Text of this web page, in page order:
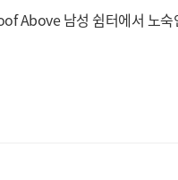
Above 남성 쉼터에서 노숙